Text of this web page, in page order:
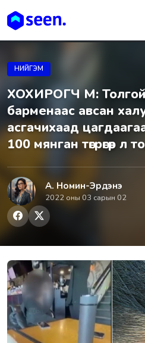
НИЙГЭМ
ХОХИРОГЧ М: Толгой
барменаас авсан
асгачихаад
100 мянган төгрөгөөр л
А. Номин-Эрдэнэ
2022 оны 03 сарын 02